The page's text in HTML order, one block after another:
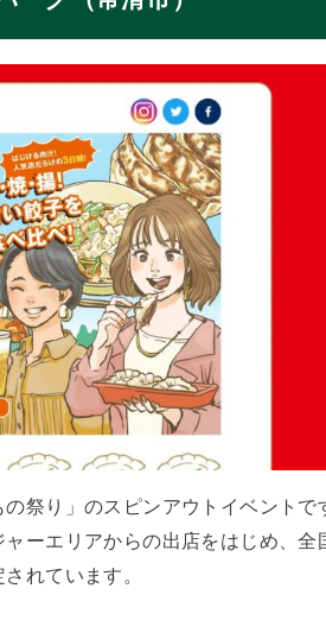
祭り」のスピンアウトイベントで
ーエリアからの出店をはじめ、全
れています。